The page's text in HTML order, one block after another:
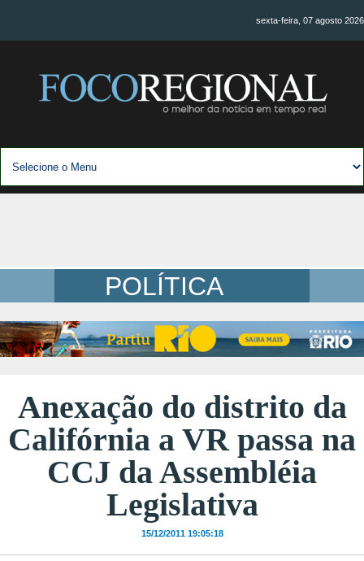
sexta-feira, 07 agosto 2026
POLÍTICA
Anexação do distrito da
Califórnia a VR passa na
CCJ da Assembléia
Legislativa
15/12/2011 19:05:18